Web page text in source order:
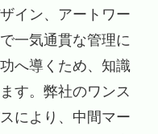
イン、アートワー
一気通貫な管理に
へ導くため、知識
す。弊社のワンス
により、中間マー